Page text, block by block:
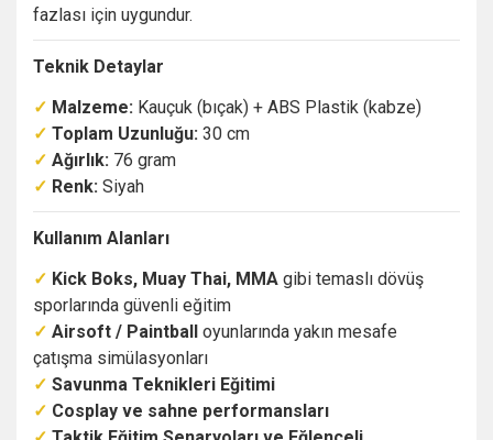
fazlası için uygundur.
Teknik Detaylar
✓ Malzeme: Kauçuk (bıçak) + ABS Plastik (kabze)
✓ Toplam Uzunluğu: 30 cm
✓ Ağırlık: 76 gram
✓ Renk: Siyah
Kullanım Alanları
✓ Kick Boks, Muay Thai, MMA gibi temaslı dövüş
sporlarında güvenli eğitim
✓ Airsoft / Paintball oyunlarında yakın mesafe
çatışma simülasyonları
✓ Savunma Teknikleri Eğitimi
✓ Cosplay ve sahne performansları